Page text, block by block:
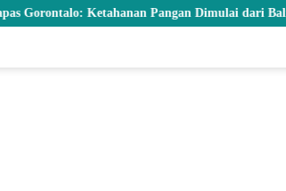
Ketahanan Pangan Dimulai dari Balik Jeruji